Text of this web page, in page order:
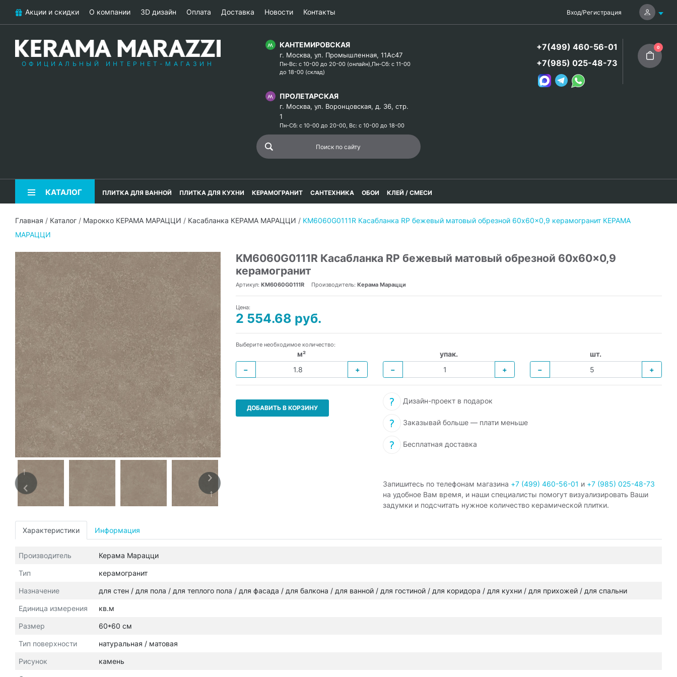
Акции и скидки О компании 3D дизайн Оплата Доставка Новости Контакты Вход/Регистрация
ОФИЦИАЛЬНЫЙ ИНТЕРНЕТ-МАГАЗИН
КАНТЕМИРОВСКАЯ
г. Москва, ул. Промышленная, 11Ас47
Пн-Вс: с 10-00 до 20-00 (онлайн),Пн-Сб: с 11-00
до 18-00 (склад)
ПРОЛЕТАРСКАЯ
г. Москва, ул. Воронцовская, д. 36, стр.
1
Пн-Сб: с 10-00 до 20-00, Вс: с 10-00 до 18-00
+7(499) 460-56-01
+7(985) 025-48-73
0
КАТАЛОГ ПЛИТКА ДЛЯ ВАННОЙ ПЛИТКА ДЛЯ КУХНИ КЕРАМОГРАНИТ САНТЕХНИКА ОБОИ КЛЕЙ / СМЕСИ
Главная / Каталог / Марокко КЕРАМА МАРАЦЦИ / Касабланка КЕРАМА МАРАЦЦИ / KM6060G0111R Касабланка RP бежевый матовый обрезной 60x60x0,9 керамогранит КЕРАМА
МАРАЦЦИ
KM6060G0111R Касабланка RP бежевый матовый обрезной 60x60x0,9
керамогранит
Артикул: KM6060G0111R Производитель: Керама Марацци
Цена:
2 554.68 руб.
Выберите необходимое количество:
м²
−
+
упак.
−
+
шт.
−
+
ДОБАВИТЬ В КОРЗИНУ
Дизайн-проект в подарок
Заказывай больше — плати меньше
Бесплатная доставка
Запишитесь по телефонам магазина +7 (499) 460-56-01 и +7 (985) 025-48-73
на удобное Вам время, и наши специалисты помогут визуализировать Ваши
задумки и подсчитать нужное количество керамической плитки.
Характеристики Информация
Производитель Керама Марацци
Тип керамогранит
Назначение для стен / для пола / для теплого пола / для фасада / для балкона / для ванной / для гостиной / для коридора / для кухни / для прихожей / для спальни
Единица измерения кв.м
Размер 60*60 см
Тип поверхности натуральная / матовая
Рисунок камень